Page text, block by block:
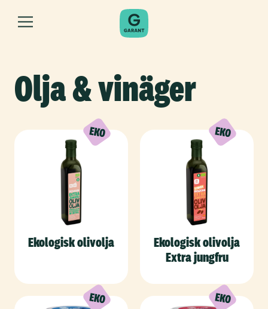
Olja & vinäger
Ekologisk olivolja
Ekologisk olivolja
Extra jungfru